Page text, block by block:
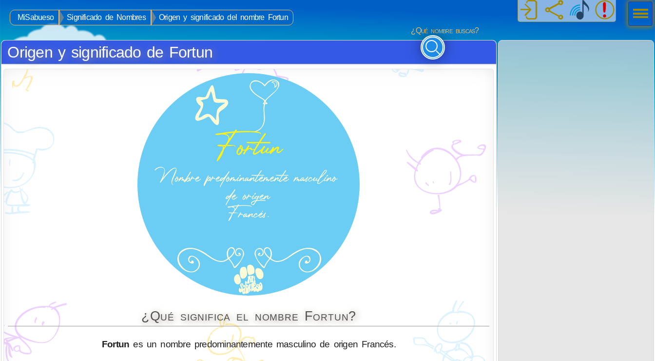
MiSabueso Significado de Nombres
Origen y significado del nombre Fortun
¿Qué nombre buscas?
Origen y significado de Fortun
¿Qué significa el nombre Fortun?
Fortun es un nombre predominantemente masculino de origen Francés.
Men
ú